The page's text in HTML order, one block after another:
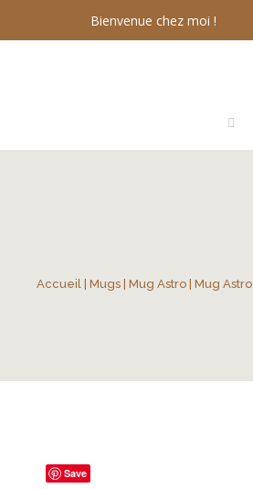
Bienvenue chez moi !
Accueil Mugs Mug Astro | Mug
Save